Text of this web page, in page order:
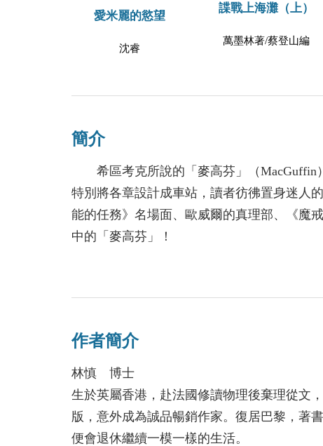
愛米麗的慾望
沈睿
諜戰上海灘（上）
萬墨林著/蔡登山編
簡介
希區考克所說的「麥高芬」（MacGuffin
特別將各章設計成車站，讀者彷彿置身迷人
能的任務》名場面、歐威爾的真理部、《魔
中的「麥高芬」！
香港之死、紐約之戰、世界危在旦夕，末
化、社會研究全面啟動；突破主流敘事，由
「Thinker Initiative思想家」書系定位為吸
者林慎近年屢獲兩岸導演、學者、文化人推
釋中得到啟發」、港大中文學院主任林姵吟
宇森稱為當代的「文藝復興人」。
作者簡介
林慎 博士
生於英屬香港，赴法國修讀物理後棄理從文
版，意外成為誠品暢銷作家。復居巴黎，著
便會退休繼續一模一樣的生活。